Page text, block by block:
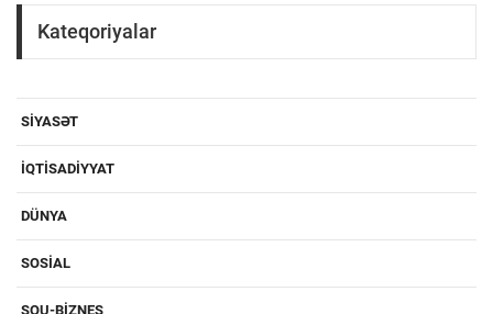
Kateqoriyalar
SIYASƏT
IQTISADIYYAT
DÜNYA
SOSIAL
ŞOU-BIZNES